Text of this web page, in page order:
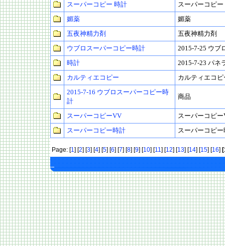
スーパーコピー 時計
スーパーコピー
媚薬
媚薬
五夜神精力剤
五夜神精力剤
ウブロスーパーコピー時計
2015-7-25 ウブ
時計
2015-7-23 パネ
カルティエコピー
カルティエコピ
2015-7-16 ウブロスーパーコピー時
計
商品
スーパーコピーVV
スーパーコピ
スーパーコピー時計
スーパーコピー
Page: [1] [2] [3] [4] [5] [6] [7] [8] [9] [10] [11] [12] [13] [14] [15] [16]